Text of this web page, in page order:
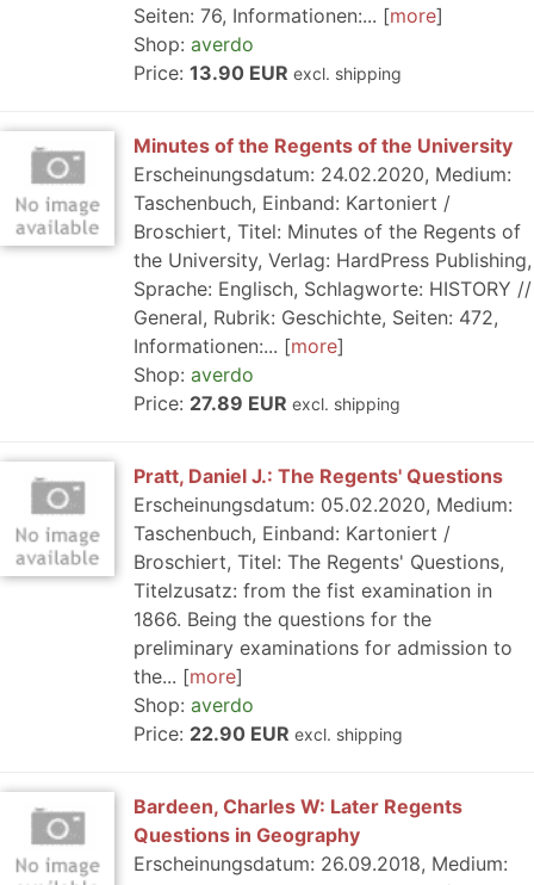
Seiten: 76, Informationen:...
more
Shop: averdo
Price: 13.90 EUR excl. shipping
Minutes of the Regents of the University
Erscheinungsdatum: 24.02.2020, Medium:
Taschenbuch, Einband: Kartoniert /
Broschiert, Titel: Minutes of the Regents of
the University, Verlag: HardPress Publishing,
Sprache: Englisch, Schlagworte: HISTORY //
General, Rubrik: Geschichte, Seiten: 472,
Informationen:...
more
Shop: averdo
Price: 27.89 EUR excl. shipping
Pratt, Daniel J.: The Regents' Questions
Erscheinungsdatum: 05.02.2020, Medium:
Taschenbuch, Einband: Kartoniert /
Broschiert, Titel: The Regents' Questions,
Titelzusatz: from the fist examination in
1866. Being the questions for the
preliminary examinations for admission to
the...
more
Shop: averdo
Price: 22.90 EUR excl. shipping
Bardeen, Charles W: Later Regents
Questions in Geography
Erscheinungsdatum: 26.09.2018, Medium: